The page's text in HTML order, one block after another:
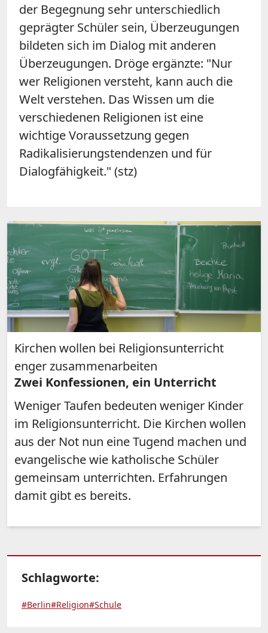
der Begegnung sehr unterschiedlich
geprägter Schüler sein, Überzeugungen
bildeten sich im Dialog mit anderen
Überzeugungen. Dröge ergänzte: "Nur
wer Religionen versteht, kann auch die
Welt verstehen. Das Wissen um die
verschiedenen Religionen ist eine
wichtige Voraussetzung gegen
Radikalisierungstendenzen und für
Dialogfähigkeit." (stz)
Kirchen wollen bei Religionsunterricht
enger zusammenarbeiten
Zwei Konfessionen, ein Unterricht
Weniger Taufen bedeuten weniger Kinder
im Religionsunterricht. Die Kirchen wollen
aus der Not nun eine Tugend machen und
evangelische wie katholische Schüler
gemeinsam unterrichten. Erfahrungen
damit gibt es bereits.
Schlagworte:
#Berlin#Religion#Schule